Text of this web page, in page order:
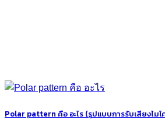
Polar pattern คือ อะไร (รูปแบบการรับเสียงไมโ